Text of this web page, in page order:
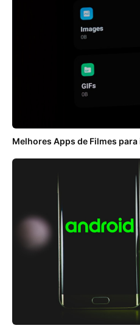
Melhores Apps de Filmes